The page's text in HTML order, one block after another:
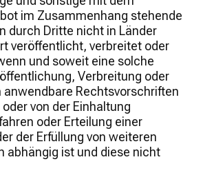
im Zusammenhang stehende
durch Dritte nicht in Länder
veröffentlicht, verbreitet oder
und soweit eine solche
Verbreitung oder
anwendbare Rechtsvorschriften
von der Einhaltung
oder Erteilung einer
der Erfüllung von weiteren
abhängig ist und diese nicht